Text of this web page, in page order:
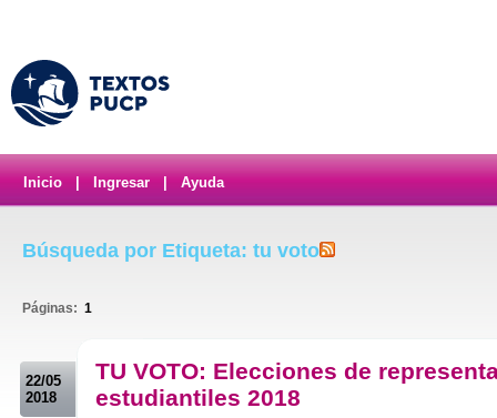
Inicio Ingresar Ayuda
Búsqueda por Etiqueta: tu voto
Páginas: 1
22/05
2018
TU VOTO: Elecciones de
estudiantiles 2018